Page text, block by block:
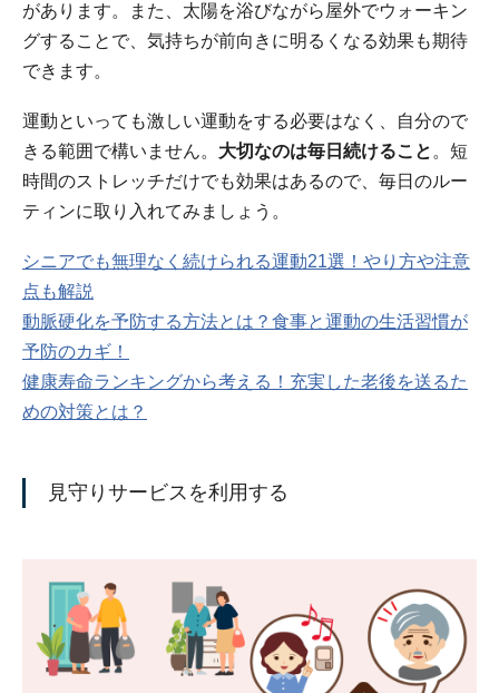
があります。また、太陽を浴びながら屋外でウォーキン
グすることで、気持ちが前向きに明るくなる効果も期待
できます。
運動といっても激しい運動をする必要はなく、自分ので
きる範囲で構いません。 大切なのは毎日続けること 。短
時間のストレッチだけでも効果はあるので、毎日のルー
ティンに取り入れてみましょう。
シニアでも無理なく続けられる運動21選！やり方や注意
点も解説
動脈硬化を予防する方法とは？食事と運動の生活習慣が
予防のカギ！
健康寿命ランキングから考える！充実した老後を送るた
めの対策とは？
見守りサービスを利用する